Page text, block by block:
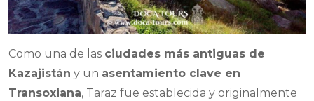
Como una de las ciudades más antiguas de
Kazajistán y un asentamiento clave en
Transoxiana, Taraz fue establecida y originalmente